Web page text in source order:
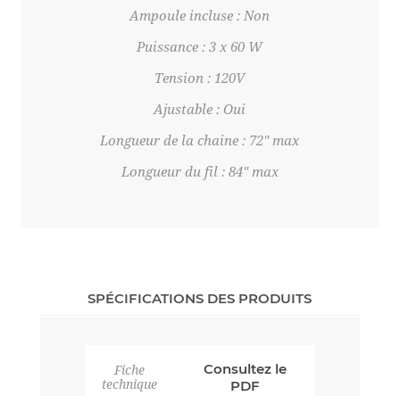
Ampoule incluse : Non
Puissance : 3 x 60 W
Tension : 120V
Ajustable : Oui
Longueur de la chaine : 72" max
Longueur du fil : 84" max
SPÉCIFICATIONS DES PRODUITS
Fiche
technique
Consultez le
PDF